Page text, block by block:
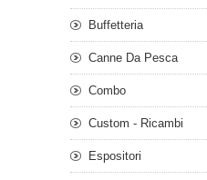
Buffetteria
Canne Da Pesca
Combo
Custom - Ricambi
Espositori